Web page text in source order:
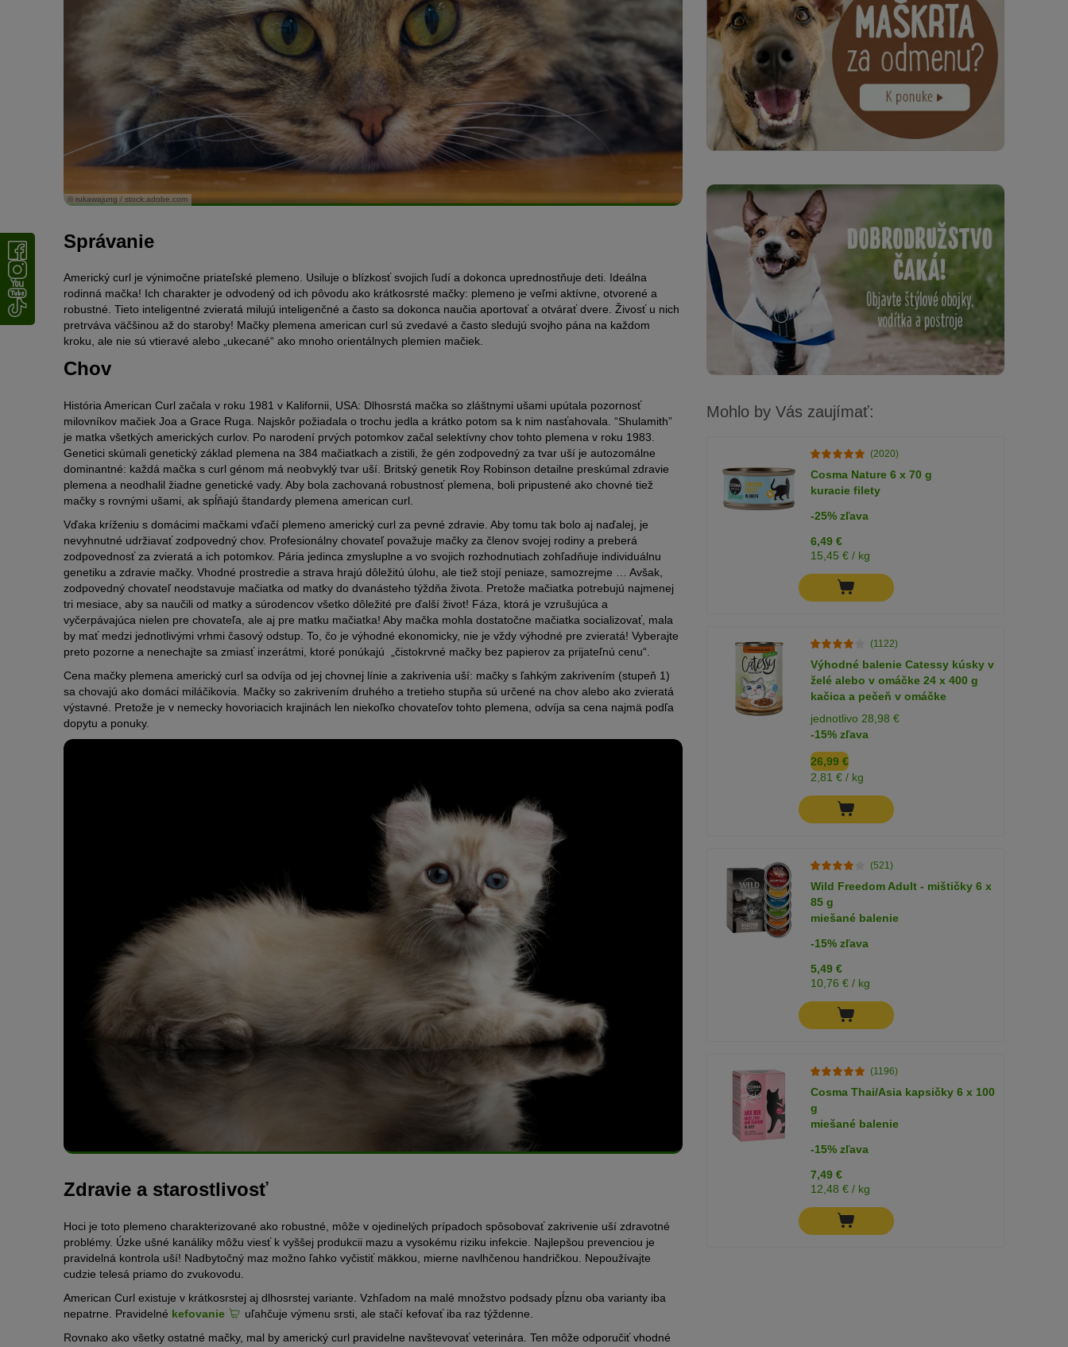
© rukawajung / stock.adobe.com
Správanie
Americký curl je výnimočne priateľské plemeno. Usiluje o blízkosť svojich ľudí a dokonca uprednostňuje deti. Ideálna
rodinná mačka! Ich charakter je odvodený od ich pôvodu ako krátkosrsté mačky: plemeno je veľmi aktívne, otvorené a
robustné. Tieto inteligentné zvieratá milujú inteligenčné a často sa dokonca naučia aportovať a otvárať dvere. Živosť u nich
pretrváva väčšinou až do staroby! Mačky plemena american curl sú zvedavé a často sledujú svojho pána na každom
kroku, ale nie sú vtieravé alebo „ukecané“ ako mnoho orientálnych plemien mačiek.
Chov
História American Curl začala v roku 1981 v Kalifornii, USA: Dlhosrstá mačka so zláštnymi ušami upútala pozornosť
milovníkov mačiek Joa a Grace Ruga. Najskôr požiadala o trochu jedla a krátko potom sa k nim nasťahovala. “Shulamith”
je matka všetkých amerických curlov. Po narodení prvých potomkov začal selektívny chov tohto plemena v roku 1983.
Genetici skúmali genetický základ plemena na 384 mačiatkach a zistili, že gén zodpovedný za tvar uší je autozomálne
dominantné: každá mačka s curl génom má neobvyklý tvar uší. Britský genetik Roy Robinson detailne preskúmal zdravie
plemena a neodhalil žiadne genetické vady. Aby bola zachovaná robustnosť plemena, boli pripustené ako chovné tiež
mačky s rovnými ušami, ak spĺňajú štandardy plemena american curl.
Vďaka kríženiu s domácimi mačkami vďačí plemeno americký curl za pevné zdravie. Aby tomu tak bolo aj naďalej, je
nevyhnutné udržiavať zodpovedný chov. Profesionálny chovateľ považuje mačky za členov svojej rodiny a preberá
zodpovednosť za zvieratá a ich potomkov. Pária jedinca zmysluplne a vo svojich rozhodnutiach zohľadňuje individuálnu
genetiku a zdravie mačky. Vhodné prostredie a strava hrajú dôležitú úlohu, ale tiež stojí peniaze, samozrejme … Avšak,
zodpovedný chovateľ neodstavuje mačiatka od matky do dvanásteho týždňa života. Pretože mačiatka potrebujú najmenej
tri mesiace, aby sa naučili od matky a súrodencov všetko dôležité pre ďalší život! Fáza, ktorá je vzrušujúca a
vyčerpávajúca nielen pre chovateľa, ale aj pre matku mačiatka! Aby mačka mohla dostatočne mačiatka socializovať, mala
by mať medzi jednotlivými vrhmi časový odstup. To, čo je výhodné ekonomicky, nie je vždy výhodné pre zvieratá! Vyberajte
preto pozorne a nenechajte sa zmiasť inzerátmi, ktoré ponúkajú „čistokrvné mačky bez papierov za prijateľnú cenu“.
Cena mačky plemena americký curl sa odvíja od jej chovnej línie a zakrivenia uší: mačky s ľahkým zakrivením (stupeň 1)
sa chovajú ako domáci miláčikovia. Mačky so zakrivením druhého a tretieho stupňa sú určené na chov alebo ako zvieratá
výstavné. Pretože je v nemecky hovoriacich krajinách len niekoľko chovateľov tohto plemena, odvíja sa cena najmä podľa
dopytu a ponuky.
Zdravie a starostlivosť
Hoci je toto plemeno charakterizované ako robustné, môže v ojedinelých prípadoch spôsobovať zakrivenie uší zdravotné
problémy. Úzke ušné kanáliky môžu viesť k vyššej produkcii mazu a vysokému riziku infekcie. Najlepšou prevenciou je
pravidelná kontrola uší! Nadbytočný maz možno ľahko vyčistiť mäkkou, mierne navlhčenou handričkou. Nepoužívajte
cudzie telesá priamo do zvukovodu.
American Curl existuje v krátkosrstej aj dlhosrstej variante. Vzhľadom na malé množstvo podsady pĺznu oba varianty iba
nepatrne. Pravidelné kefovanie
uľahčuje výmenu srsti, ale stačí kefovať iba raz týždenne.
Rovnako ako všetky ostatné mačky, mal by americký curl pravidelne navštevovať veterinára. Ten môže odporučiť vhodné
Mohlo by Vás zaujímať:
(2020)
Cosma Nature 6 x 70 g
kuracie filety
-25% zľava
6,49 €
15,45 € / kg
(1122)
Výhodné balenie Catessy kúsky v
želé alebo v omáčke 24 x 400 g
kačica a pečeň v omáčke
jednotlivo 28,98 €
-15% zľava
26,99 €
2,81 € / kg
(521)
Wild Freedom Adult - mištičky 6 x
85 g
miešané balenie
-15% zľava
5,49 €
10,76 € / kg
(1196)
Cosma Thai/Asia kapsičky 6 x 100
g
miešané balenie
-15% zľava
7,49 €
12,48 € / kg